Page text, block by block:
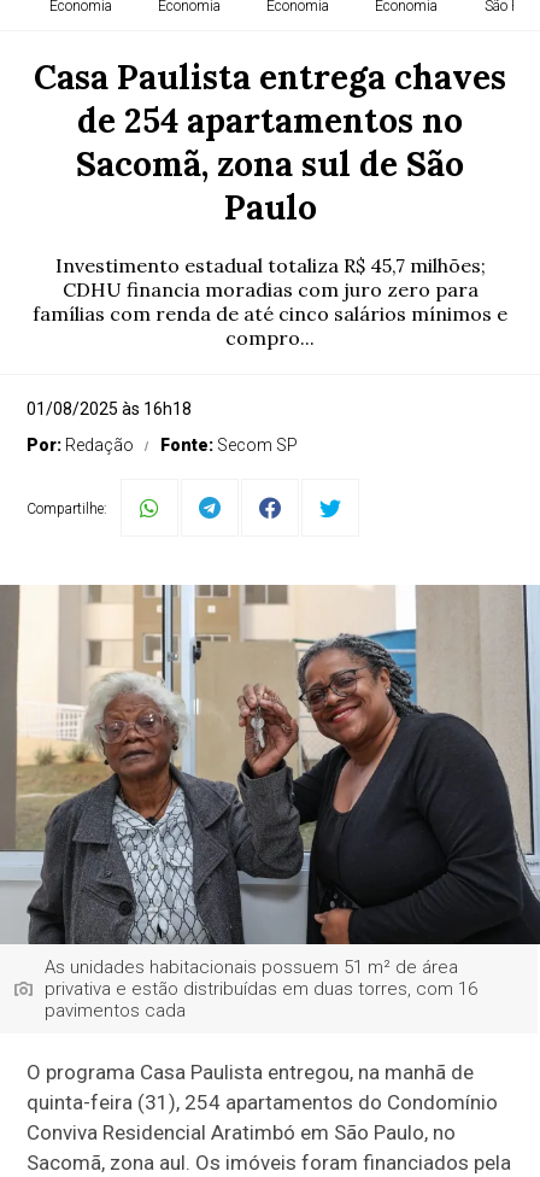
Economia Economia Economia Economia São
Casa Paulista entrega chaves
de 254 apartamentos no
Sacomã, zona sul de São
Paulo
Investimento estadual totaliza R$ 45,7 milhões;
CDHU financia moradias com juro zero para
famílias com renda de até cinco salários mínimos e
compro...
01/08/2025 às 16h18
Por: Redação Fonte: Secom SP
Compartilhe:
As unidades habitacionais possuem 51 m² de área
privativa e estão distribuídas em duas torres, com 16
pavimentos cada
O programa Casa Paulista entregou, na manhã de
quinta-feira (31), 254 apartamentos do Condomínio
Conviva Residencial Aratimbó em São Paulo, no
Sacomã, zona aul. Os imóveis foram financiados pela